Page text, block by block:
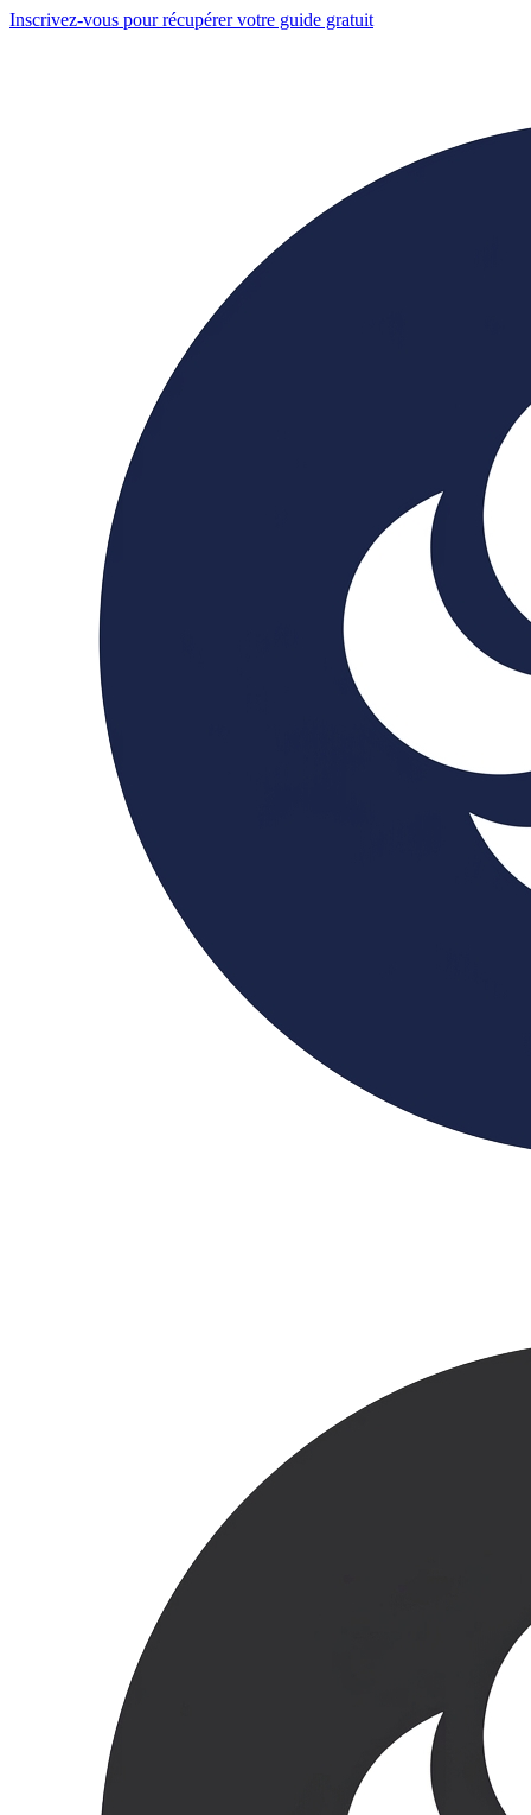
Inscrivez-vous pour récupérer votre guide gratuit